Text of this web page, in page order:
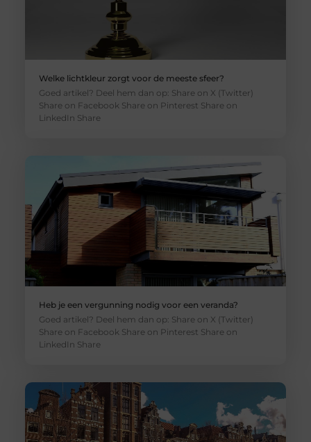
Welke lichtkleur zorgt voor de meeste sfeer?
Goed artikel? Deel hem dan op: Share on X (Twitter)
Share on Facebook Share on Pinterest Share on
LinkedIn Share
Heb je een vergunning nodig voor een veranda?
Goed artikel? Deel hem dan op: Share on X (Twitter)
Share on Facebook Share on Pinterest Share on
LinkedIn Share